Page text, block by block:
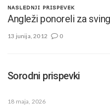
NASLEDNJI PRISPEVEK
Angleži ponoreli za
13 junija, 2012 0
Sorodni prispevki
18 maja, 2026